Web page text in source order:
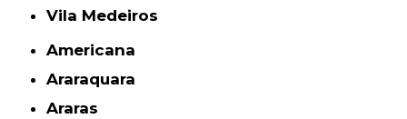
Vila Medeiros
Americana
Araraquara
Araras